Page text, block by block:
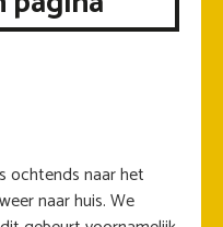
ochtends naar het
naar huis. We